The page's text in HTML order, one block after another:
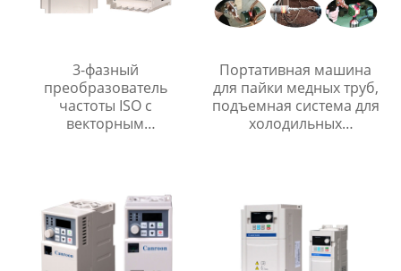
3-фазный
преобразователь
частоты ISO с
векторным
Портативная машина
для пайки медных труб,
подъемная система для
холодильных